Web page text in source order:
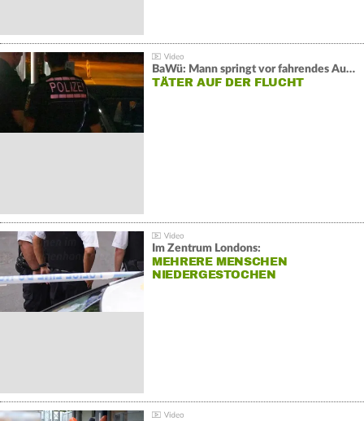
BaWü: Mann springt vor fahrendes Auto und schießt
TÄTER AUF DER FLUCHT
Im Zentrum Londons:
MEHRERE MENSCHEN
NIEDERGESTOCHEN